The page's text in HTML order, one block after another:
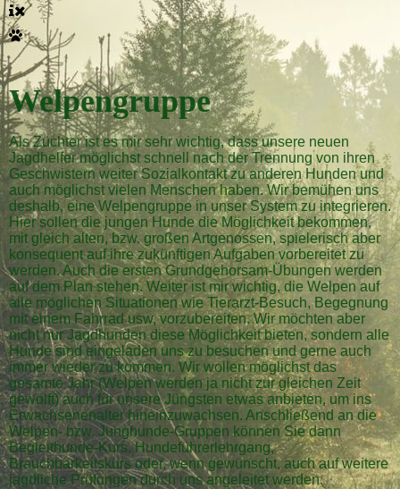
Welpengruppe
Als Züchter ist es mir sehr wichtig, dass unsere neuen
Jagdhelfer möglichst schnell nach der Trennung von ihren
Geschwistern weiter Sozialkontakt zu anderen Hunden und
auch möglichst vielen Menschen haben. Wir bemühen uns
deshalb, eine Welpengruppe in unser System zu integrieren.
Hier sollen die jungen Hunde die Möglichkeit bekommen,
mit gleich alten, bzw. großen Artgenossen, spielerisch aber
konsequent auf ihre zukünftigen Aufgaben vorbereitet zu
werden. Auch die ersten Grundgehorsam-Übungen werden
auf dem Plan stehen. Weiter ist mir wichtig, die Welpen auf
alle möglichen Situationen wie Tierarzt-Besuch, Begegnung
mit einem Fahrrad usw, vorzubereiten. Wir möchten aber
nicht nur Jagdhunden diese Möglichkeit bieten, sondern alle
Hunde sind eingeladen uns zu besuchen und gerne auch
immer wieder zu kommen. Wir wollen möglichst das
gesamte Jahr (Welpen werden ja nicht zur gleichen Zeit
gewölft) auch für unsere Jüngsten etwas anbieten, um ins
Erwachsenenalter hineinzuwachsen. Anschließend an die
Welpen- bzw. Junghunde-Gruppen können Sie dann
Begleithunde-Kurs, Hundeführerlehrgang,
Brauchbarkeitskurs oder, wenn gewünscht, auch auf weitere
jagdliche Prüfungen durch uns angeleitet werden.